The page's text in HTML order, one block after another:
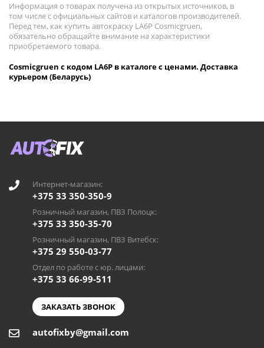
Информация о товарах получена из открытых источников, в
том числе с официальных сайтов и каталогов производителей.
Перед тем, как купить автокраску LA6P Cosmicgruen,
обязательно обращайте внимание на характеристики
приобретаемого товара.
Cosmicgruen с кодом LA6P в каталоге с ценами. Доставка
курьером (Беларусь)
Интернет-магазин:
+375 33 350-350-9
Розничный магазин, ПВЗ Полоцк:
+375 33 350-35-70
Розничный магазин, ПВЗ Витебск:
+375 29 550-03-77
Отдел по работе с юр. лицами:
+375 33 66-99-511
ЗАКАЗАТЬ ЗВОНОК
autofixby@gmail.com